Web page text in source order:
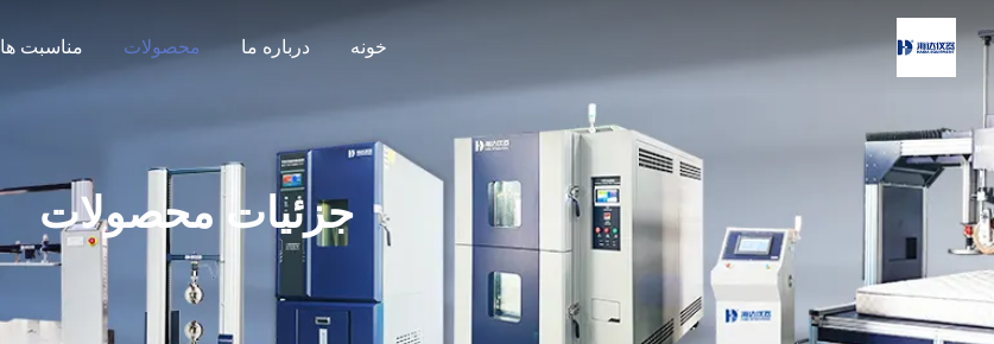
خونه درباره ما محصولات مناسبت ها
جزئیات محصولات